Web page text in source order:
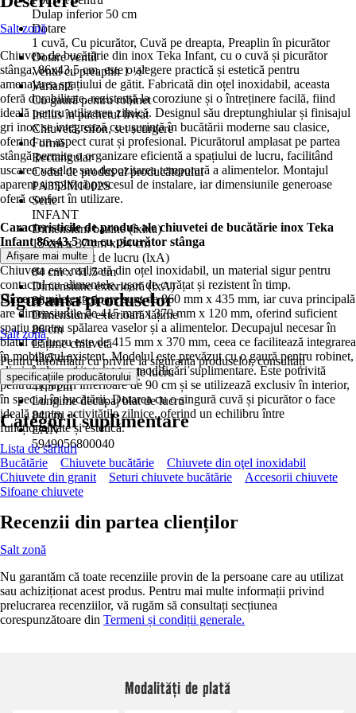
Dulap inferior 50 cm
Dotare
1 cuvă, Cu picurător, Cuvă pe dreapta, Preaplin în picurător
Dotare ventil
Ventil cu preaplin 1 ½"
Variantă
Cu gaură pentru robinet
Inclus în pachetul livrat
Chiuvetă, sifon, set scurgere
Formă
Rectangular
Codul de produs al producătorului
PA353M1002S
Serie
INFANT
Dimensiuni bazine (îxlxa)
15 cm x 37 cm x 34 cm
Decupaj blat de lucru (lxA)
84 cm x 41.5 cm
Dimensiune exterioară (lxA)
86 cm x 43.5 cm
Dimensiune exterioară lățime
86 cm
Lățime chiuvetă
43,5 cm
Lățime decupaj blat de lucru
41,5 cm
Lungime decupaj blat de lucru
84 cm
EAN
5949056800040
Salt zonă
Chiuveta de bucătărie din inox Teka Infant, cu o cuvă și picurător
stânga, 86x43,5 cm, este o alegere practică și estetică pentru
amenajarea spațiului de gătit. Fabricată din oțel inoxidabil, aceasta
oferă durabilitate, rezistență la coroziune și o întreținere facilă, fiind
ideală pentru utilizarea zilnică. Designul său dreptunghiular și finisajul
gri inox se integrează cu ușurință în bucătării moderne sau clasice,
oferind un aspect curat și profesional. Picurătorul amplasat pe partea
stângă permite o organizare eficientă a spațiului de lucru, facilitând
uscarea vaselor sau depozitarea temporară a alimentelor. Montajul
aparent simplifică procesul de instalare, iar dimensiunile generoase
oferă confort în utilizare.
Caracteristicile de produs ale chiuvetei de bucătărie inox Teka
Infant 86x43,5 cm cu picurător stânga
Chiuveta este realizată din oțel inoxidabil, un material sigur pentru
contactul cu alimentele, ușor de curățat și rezistent în timp.
Dimensiunile exterioare sunt de 860 mm x 435 mm, iar cuva principală
are dimensiunile de 415 mm x 370 mm x 120 mm, oferind suficient
spațiu pentru spălarea vaselor și a alimentelor. Decupajul necesar în
blatul de lucru este de 415 mm x 370 mm, ceea ce facilitează integrarea
în mobilierul existent. Modelul este prevăzut cu o gaură pentru robinet,
eliminând necesitatea unor modificări suplimentare. Este potrivită
pentru dulapuri inferioare de 90 cm și se utilizează exclusiv în interior,
în special în bucătării. Dotarea cu o singură cuvă și picurător o face
ideală pentru activitățile zilnice, oferind un echilibru între
funcționalitate și estetică.
Afișare mai multe
Siguranța produselor
Salt zonă
Pentru informații cu privire la siguranța produselor, consultați
specificațiile producătorului .
Categorii suplimentare
Lista de sărituri
Bucătărie
Chiuvete bucătărie
Chiuvete din oţel inoxidabil
Chiuvete din granit
Seturi chiuvete bucătărie
Accesorii chiuvete
Sifoane chiuvete
Recenzii din partea clienților
Salt zonă
Nu garantăm că toate recenziile provin de la persoane care au utilizat
sau achiziționat acest produs. Pentru mai multe informații privind
prelucrarea recenziilor, vă rugăm să consultați secțiunea
corespunzătoare din Termeni și condiții generale.
Modalități de plată